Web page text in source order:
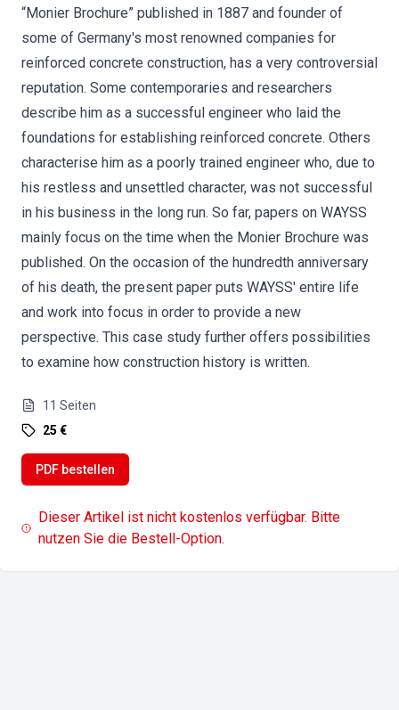
“Monier Brochure” published in 1887 and founder of
some of Germany's most renowned companies for
reinforced concrete construction, has a very controversial
reputation. Some contemporaries and researchers
describe him as a successful engineer who laid the
foundations for establishing reinforced concrete. Others
characterise him as a poorly trained engineer who, due to
his restless and unsettled character, was not successful
in his business in the long run. So far, papers on WAYSS
mainly focus on the time when the Monier Brochure was
published. On the occasion of the hundredth anniversary
of his death, the present paper puts WAYSS' entire life
and work into focus in order to provide a new
perspective. This case study further offers possibilities
to examine how construction history is written.
11 Seiten
25 €
PDF bestellen
Dieser Artikel ist nicht kostenlos verfügbar. Bitte
nutzen Sie die Bestell-Option.